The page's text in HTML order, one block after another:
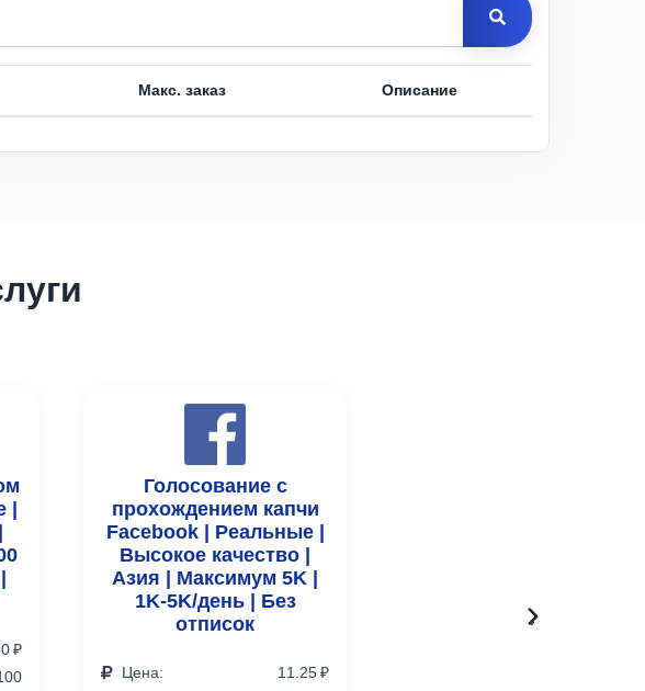
Макс. заказ Описание
|
₽
Голосование с
прохождением капчи
Facebook | Реальные |
Высокое качество |
Азия | Максимум 5K |
1K-5K/день | Без
отписок
Цена:
11.25 ₽
›